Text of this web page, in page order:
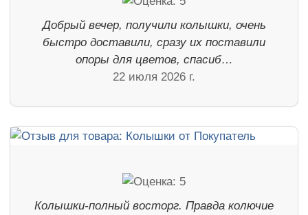
Добрый вечер, получили колышки, очень
быстро доставили, сразу их поставили
опоры для цветов, спасиб…
22 июля 2026 г.
Колышки-полный восторг. Правда колючие